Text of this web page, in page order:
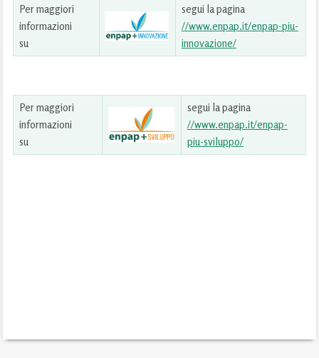
Per maggiori
informazioni
su
segui la pagina
//www.enpap.it/enpap-piu-
innovazione/
Per maggiori
informazioni
su
segui la pagina
//www.enpap.it/enpap-
piu-sviluppo/